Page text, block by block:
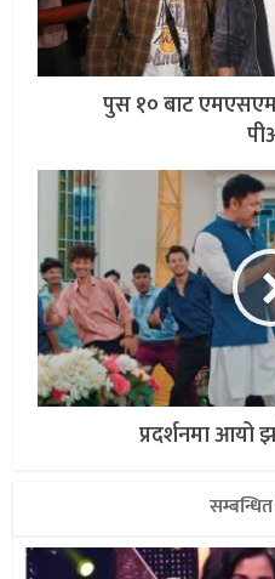
पुस १० बाट एमएसएम
प्रदर्शनमा आयो